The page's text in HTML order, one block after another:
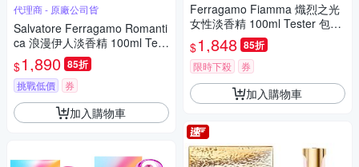
代理商 - 原廠公司貨
Salvatore Ferragamo Romanti
ca 浪漫伊人淡香精 100ml Test
er 包裝 (原廠公司貨)
$1,890 85折
挑戰低價 券
加入購物車
Ferragamo Fiamma 熾烈之光
女性淡香精 100ml Tester 包裝
(原廠公司貨)
$1,848 85折
限時下殺 券
加入購物車